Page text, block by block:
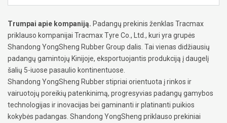
Trumpai apie kompaniją. Padangų prekinis ženklas Tracmax
priklauso kompanijai Tracmax Tyre Co., Ltd., kuri yra grupės
Shandong YongSheng Rubber Group dalis. Tai vienas didžiausių
padangų gamintojų Kinijoje, eksportuojantis produkciją į daugelį
šalių 5-iuose pasaulio kontinentuose.
Shandong YongSheng Rubber stipriai orientuota į rinkos ir
vairuotojų poreikių patenkinimą, progresyvias padangų gamybos
technologijas ir inovacijas bei gaminanti ir platinanti puikios
kokybės padangas. Shandong YongSheng priklauso prekiniai